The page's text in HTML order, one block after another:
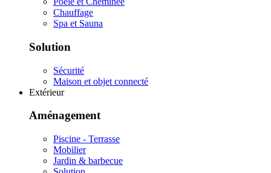
Chauffage
Spa et Sauna
Solution
Sécurité
Maison et objet connecté
Extérieur
Aménagement
Piscine - Terrasse
Mobilier
Jardin & barbecue